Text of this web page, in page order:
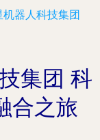
器人科技集团
集团 科
合之旅